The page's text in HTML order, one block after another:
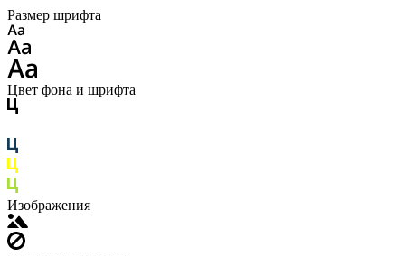
Размер шрифта
Цвет фона и шрифта
Изображения